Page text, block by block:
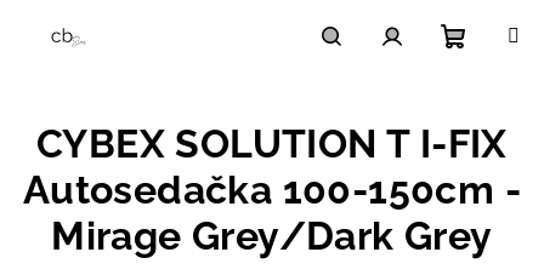
košík
CYBEX SOLUTION T I-FIX
Autosedačka 100-150cm -
Mirage Grey/Dark Grey